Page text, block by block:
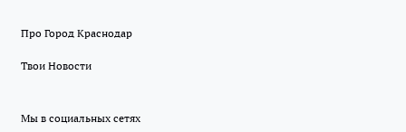
Про Город Краснодар
Твои Новости
Мы в социальных сетях